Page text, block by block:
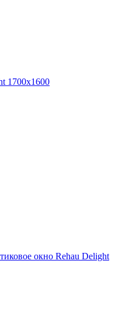
1700x1600
окно Rehau Delight